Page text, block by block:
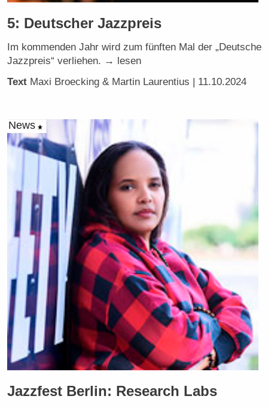
5: Deutscher Jazzpreis
Im kommenden Jahr wird zum fünften Mal der „Deutsche
Jazzpreis“ verliehen. → lesen
Text Maxi Broecking & Martin Laurentius | 11.10.2024
News
Jazzfest Berlin: Research Labs